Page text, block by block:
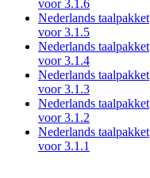
voor 3.1.6
Nederlands taalpakket
voor 3.1.5
Nederlands taalpakket
voor 3.1.4
Nederlands taalpakket
voor 3.1.3
Nederlands taalpakket
voor 3.1.2
Nederlands taalpakket
voor 3.1.1